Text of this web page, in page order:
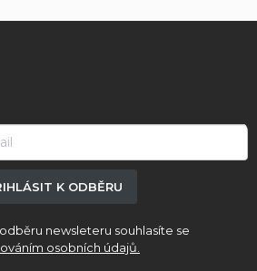
K ODBĚRU
newsleteru souhlasíte se
osobních údajů.